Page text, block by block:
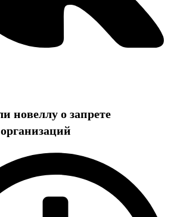
новеллу о запрете